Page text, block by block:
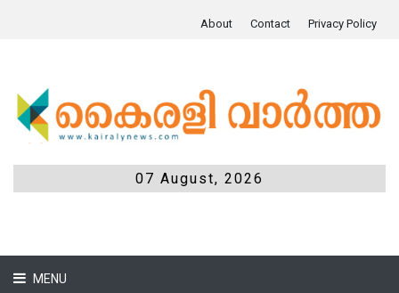
About Contact Privacy Policy
07 August, 2026
MENU